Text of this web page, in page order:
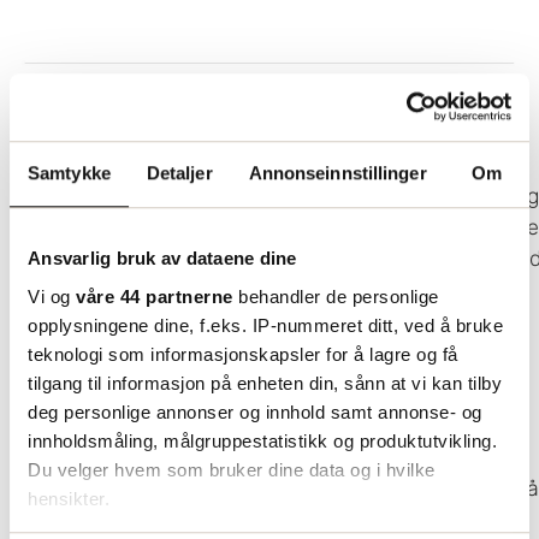
Samtykke Detaljer Annonseinnstillinger Om
Ansvarlig bruk av dataene dine
Vi og våre 44 partnerne behandler de personlige
opplysningene dine, f.eks. IP-nummeret ditt, ved å bruke
teknologi som informasjonskapsler for å lagre og få
tilgang til informasjon på enheten din, sånn at vi kan tilby
deg personlige annonser og innhold samt annonse- og
innholdsmåling, målgruppestatistikk og produktutvikling.
Du velger hvem som bruker dine data og i hvilke
hensikter.
Tauris Transit 601BP med presse
Tauris Transit TP-601BP er en helautomatisk
transportbånd og kompresjonspresse. Det er en
båndingsmaskin for generelle bruksformål på
Tekniske spesifikasjoner
Pålitelig og robust båndhode
Med pneumatisk presse
Automatisk båndinnmating
Elektronisk justerbar båndstramming
Automatisk
båndrester